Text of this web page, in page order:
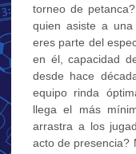
torneo de
quien asiste a
eres parte del
en él, capacidad
desde hace
equipo rinda
llega el más
arrastra a los
acto de presencia?